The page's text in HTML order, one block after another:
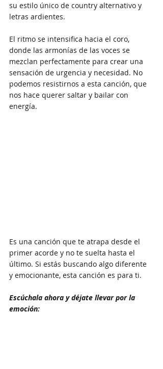
su estilo único de country alternativo y
letras ardientes.
El ritmo se intensifica hacia el coro,
donde las armonías de las voces se
mezclan perfectamente para crear una
sensación de urgencia y necesidad. No
podemos resistirnos a esta canción, que
nos hace querer saltar y bailar con
energía.
Es una canción que te atrapa desde el
primer acorde y no te suelta hasta el
último. Si estás buscando algo diferente
y emocionante, esta canción es para ti.
Escúchala ahora y déjate llevar por la
emoción: